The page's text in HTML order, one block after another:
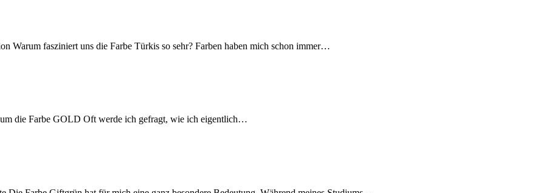
Warum fasziniert uns die Farbe Türkis so sehr? Farben haben mich schon immer…
die Farbe GOLD Oft werde ich gefragt, wie ich eigentlich…